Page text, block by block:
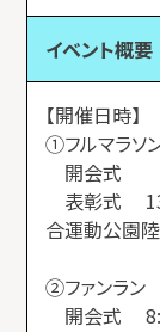
イベント概要
【開催日時】
①フルマラ
開会式
表彰式
合運動公園陸
②ファンラ
開会式